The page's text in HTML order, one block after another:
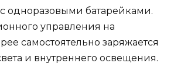
одноразовыми батарейками.
управления на
самостоятельно заряжается
и внутреннего освещения.